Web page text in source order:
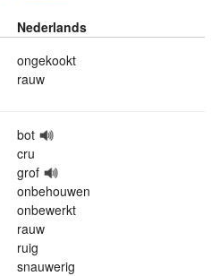
Nederlands
ongekookt
rauw
bot
cru
grof
onbehouwen
onbewerkt
rauw
ruig
snauwerig